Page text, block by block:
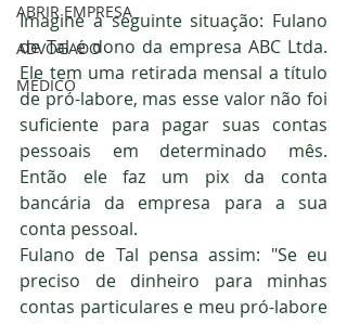
ABRIR EMPRESA
ADVOGADO
MÉDICO
Imagine a seguinte situação: Fulano
de Tal é dono da empresa ABC Ltda.
Ele tem uma retirada mensal a título
de pró-labore, mas esse valor não foi
suficiente para pagar suas contas
pessoais em determinado mês.
Então ele faz um pix da conta
bancária da empresa para a sua
conta pessoal.
Fulano de Tal pensa assim: "Se eu
preciso de dinheiro para minhas
contas particulares e meu pró-labore